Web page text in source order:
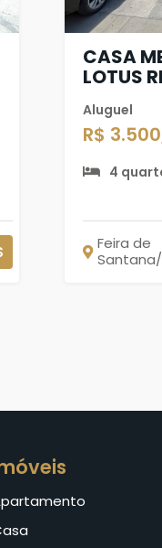
CASA
LOTUS
Aluguel
R$
4
Feira de